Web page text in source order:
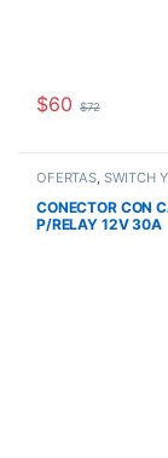
$60 $72
OFERTAS SWITCH
CONECTOR CON
P/RELAY 12V 30A